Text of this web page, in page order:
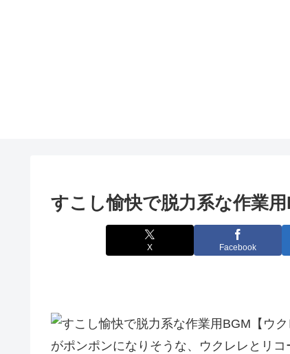
すこし愉快で脱力系な作業
X Facebook
がポンポンになりそうな、ウクレレとリ